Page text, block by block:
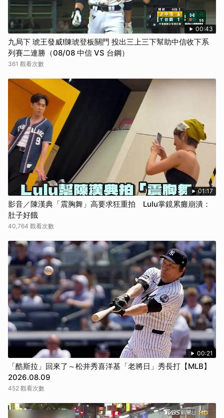
00:43
九局下 琥王發威!陳琥登板關門 投出三上三下幫助中信收下系
列賽二連勝（08/08 中信 VS 台鋼）
361 觀看次數
01:17
影音／陳漢典「震胸舞」高要求狂重拍 Lulu掌鏡累癱崩潰：
肚子好餓
40,764 觀看次數
00:21
「酷斯拉」回來了～松井秀喜洋基「老將日」秀長打【MLB】
2026.08.09
452 觀看次數